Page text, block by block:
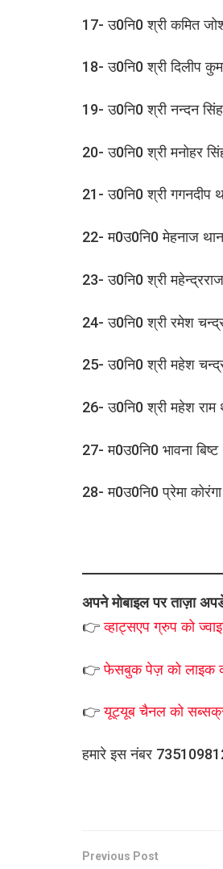
17- उ0नि0 श्री कमित
18- उ0नि0 श्री दिलीप
19- उ0नि0 श्री नन्दन
20- उ0नि0 श्री मनोहर
21- उ0नि0 श्री गगनदीप
22- म0उ0नि0 मेहनाज
23- उ0नि0 श्री
24- उ0नि0 श्री रमेश
25- उ0नि0 श्री महेश
26- उ0नि0 श्री महेश राम
27- म0उ0नि0 भावना
28- म0उ0नि0 प्रेमा
अपने मोबाइल पर ताज़ा
👉व्हाट्सएपग्रुप को
👉फेसबुक पेज़ को लाइक
👉यूट्यूब चैनल को
हमारे इस नंबर
Previous Post